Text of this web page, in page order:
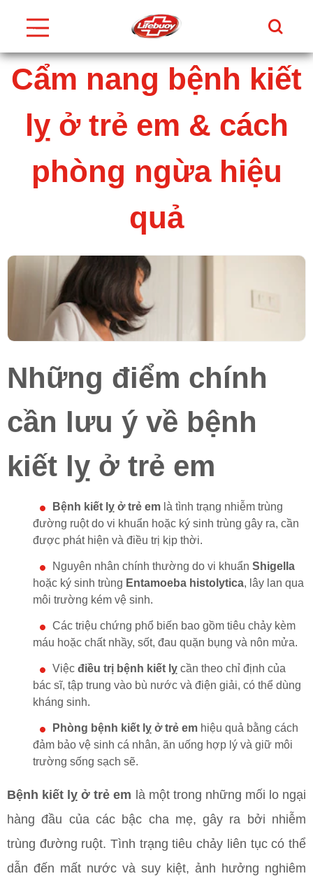
Skip to content
Tìm
Thực
Cẩm nang bệnh kiết
lỵ ở trẻ em & cách
phòng ngừa hiệu
quả
Những điểm chính
cần lưu ý về bệnh
kiết lỵ ở trẻ em
Bệnh kiết lỵ ở trẻ emlà tình trạng nhiễm trùng
đường ruột do vi khuẩn hoặc ký sinh trùng gây ra, cần
được phát hiện và điều trị kịp thời.
Nguyên nhân chính thường do vi khuẩn Shigella
hoặc ký sinh trùng Entamoeba histolytica, lây lan qua
môi trường kém vệ sinh.
Các triệu chứng phổ biến bao gồm tiêu chảy kèm
máu hoặc chất nhầy, sốt, đau quặn bụng và nôn mửa.
Việc điều trị bệnh kiết lỵcần theo chỉ định của
bác sĩ, tập trung vào bù nước và điện giải, có thể dùng
kháng sinh.
Phòng bệnh kiết lỵ ở trẻ emhiệu quả bằng cách
đảm bảo vệ sinh cá nhân, ăn uống hợp lý và giữ môi
trường sống sạch sẽ.
Bệnh kiết lỵ ở trẻ em là một trong những mối lo ngại
hàng đầu của các bậc cha mẹ, gây ra bởi nhiễm
trùng đường ruột. Tình trạng tiêu chảy liên tục có thể
dẫn đến mất nước và suy kiệt, ảnh hưởng nghiêm